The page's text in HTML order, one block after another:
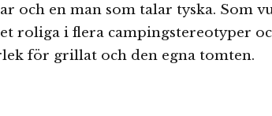
och en man som talar tyska. Som
roliga i flera campingstereotyper
för grillat och den egna tomten.